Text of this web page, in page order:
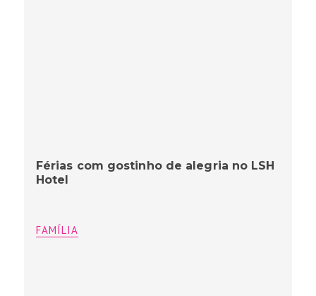
Férias com gostinho de alegria no LSH
Hotel
FAMÍLIA